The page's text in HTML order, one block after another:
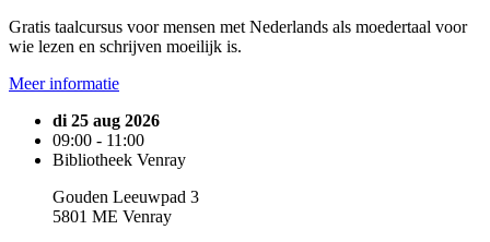
Gratis taalcursus voor mensen met Nederlands als moedertaal voor
wie lezen en schrijven moeilijk is.
Meer informatie
di 25 aug 2026
09:00 - 11:00
Bibliotheek Venray
Gouden Leeuwpad 3
5801 ME Venray